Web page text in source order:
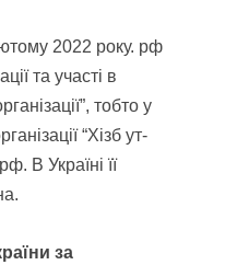
2022 року. рф
та участі в
тобто у
“Хізб ут-
В Україні її
за